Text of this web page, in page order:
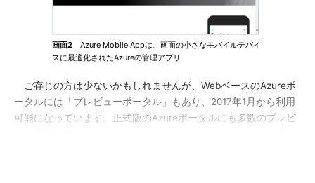
画面2 Azure Mobile Appは、画面の小さなモバイルデバイ
スに最適化されたAzureの管理アプリ
ご存じの方は少ないかもしれませんが、WebベースのAzureポ
ータルには「プレビューポータル」もあり、2017年1月から利用
可能になっています。正式版のAzureポータルにも多数のプレビ